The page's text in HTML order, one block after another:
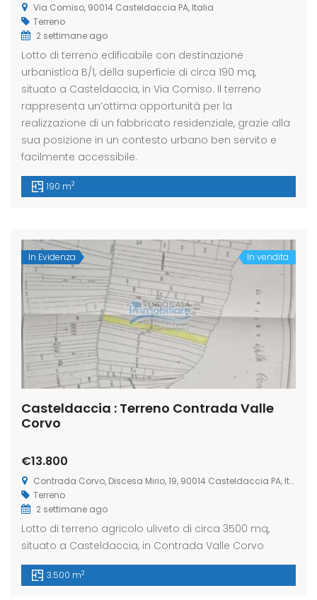
Via Comiso, 90014 Casteldaccia PA, Italia
Terreno
2 settimane ago
Lotto di terreno edificabile con destinazione
urbanistica B/1, della superficie di circa 190 mq,
situato a Casteldaccia, in Via Comiso. Il terreno
rappresenta un’ottima opportunità per la
realizzazione di un fabbricato residenziale, grazie alla
sua posizione in un contesto urbano ben servito e
facilmente accessibile.
190 m2
In Evidenza In vendita
Casteldaccia : Terreno Contrada Valle
Corvo
€13.800
Contrada Corvo, Discesa Mirio, 19, 90014 Casteldaccia PA, Italia
Terreno
2 settimane ago
Lotto di terreno agricolo uliveto di circa 3500 mq,
situato a Casteldaccia, in Contrada Valle Corvo
3.500 m2
: Terreno
Valle Corvo
Corvo, Discesa Mirio, 19, 90014 Casteldaccia PA, Italia
€13.000
Str. Grifeo, 90014 Casteldaccia PA, Italia